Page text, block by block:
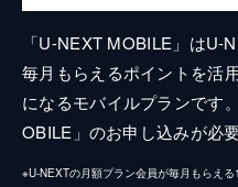
「U-NEXT MOBILE」はU-
毎月もらえるポイントを活
になるモバイルプランです
OBILE」のお申し込みが必
※U-NEXTの月額プラン会員が毎月もらえ